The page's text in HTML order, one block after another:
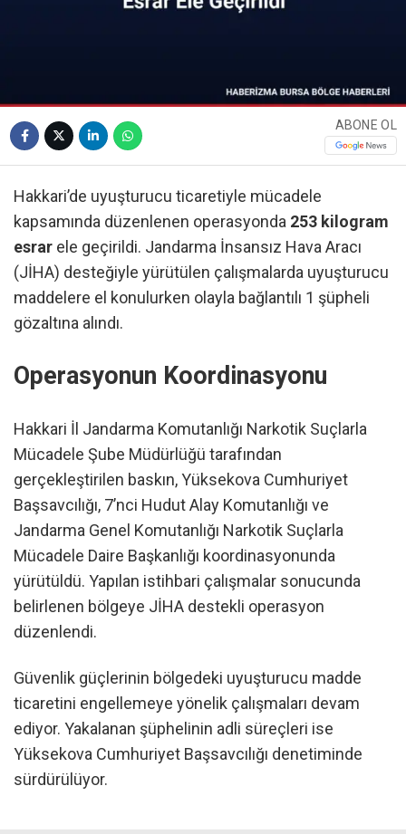
ABONE OL
Hakkari’de uyuşturucu ticaretiyle mücadele
kapsamında düzenlenen operasyonda 253 kilogram
esrar ele geçirildi. Jandarma İnsansız Hava Aracı
(JİHA) desteğiyle yürütülen çalışmalarda uyuşturucu
maddelere el konulurken olayla bağlantılı 1 şüpheli
gözaltına alındı.
Operasyonun Koordinasyonu
Hakkari İl Jandarma Komutanlığı Narkotik Suçlarla
Mücadele Şube Müdürlüğü tarafından
gerçekleştirilen baskın, Yüksekova Cumhuriyet
Başsavcılığı, 7’nci Hudut Alay Komutanlığı ve
Jandarma Genel Komutanlığı Narkotik Suçlarla
Mücadele Daire Başkanlığı koordinasyonunda
yürütüldü. Yapılan istihbari çalışmalar sonucunda
belirlenen bölgeye JİHA destekli operasyon
düzenlendi.
Güvenlik güçlerinin bölgedeki uyuşturucu madde
ticaretini engellemeye yönelik çalışmaları devam
ediyor. Yakalanan şüphelinin adli süreçleri ise
Yüksekova Cumhuriyet Başsavcılığı denetiminde
sürdürülüyor.